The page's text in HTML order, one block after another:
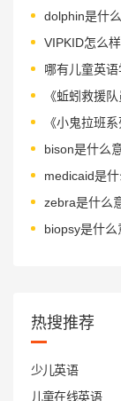
VIPKID怎么
《蚯蚓救援
热搜推荐
少儿英语
儿童在线英语